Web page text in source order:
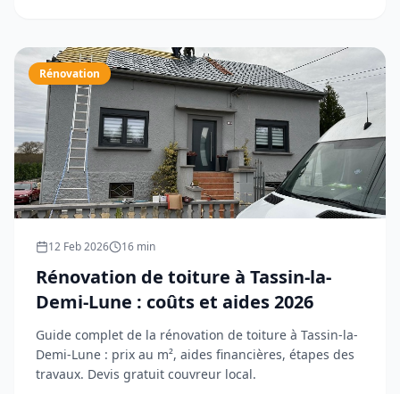
Rénovation
12 Feb 2026 16 min
Rénovation de toiture à Tassin-la-
Demi-Lune : coûts et aides 2026
Guide complet de la rénovation de toiture à Tassin-la-
Demi-Lune : prix au m², aides financières, étapes des
travaux. Devis gratuit couvreur local.